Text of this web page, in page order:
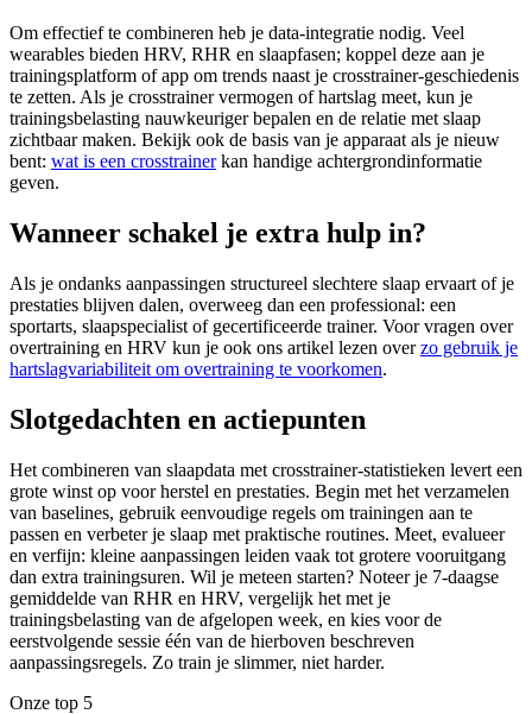
Om effectief te combineren heb je data-integratie nodig. Veel
wearables bieden HRV, RHR en slaapfasen; koppel deze aan je
trainingsplatform of app om trends naast je crosstrainer-geschiedenis
te zetten. Als je crosstrainer vermogen of hartslag meet, kun je
trainingsbelasting nauwkeuriger bepalen en de relatie met slaap
zichtbaar maken. Bekijk ook de basis van je apparaat als je nieuw
bent: wat is een crosstrainerkan handige achtergrondinformatie
geven.
Wanneer schakel je extra hulp in?
Als je ondanks aanpassingen structureel slechtere slaap ervaart of je
prestaties blijven dalen, overweeg dan een professional: een
sportarts, slaapspecialist of gecertificeerde trainer. Voor vragen over
overtraining en HRV kun je ook ons artikel lezen overzo gebruik je
hartslagvariabiliteit om overtraining te voorkomen.
Slotgedachten en actiepunten
Het combineren van slaapdata met crosstrainer-statistieken levert een
grote winst op voor herstel en prestaties. Begin met het verzamelen
van baselines, gebruik eenvoudige regels om trainingen aan te
passen en verbeter je slaap met praktische routines. Meet, evalueer
en verfijn: kleine aanpassingen leiden vaak tot grotere vooruitgang
dan extra trainingsuren. Wil je meteen starten? Noteer je 7-daagse
gemiddelde van RHR en HRV, vergelijk het met je
trainingsbelasting van de afgelopen week, en kies voor de
eerstvolgende sessie één van de hierboven beschreven
aanpassingsregels. Zo train je slimmer, niet harder.
Onze top 5